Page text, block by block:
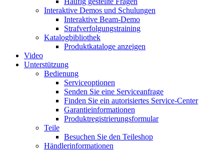
Interaktive Demos und Schulungen
Interaktive Beam-Demo
Strafverfolgungstraining
Katalogbibliothek
Produktkataloge anzeigen
Video
Unterstützung
Bedienung
Serviceoptionen
Senden Sie eine Serviceanfrage
Finden Sie ein autorisiertes Service-Center
Garantieinformationen
Produktregistrierungsformular
Teile
Besuchen Sie den Teileshop
Händlerinformationen